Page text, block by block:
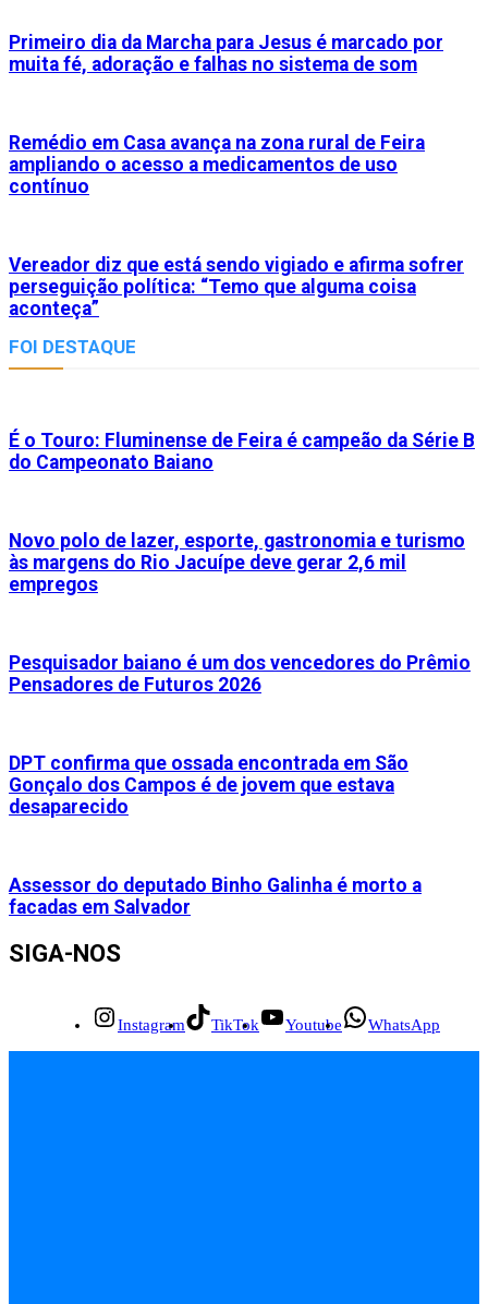
Primeiro dia da Marcha para Jesus é marcado por
muita fé, adoração e falhas no sistema de som
Remédio em Casa avança na zona rural de Feira
ampliando o acesso a medicamentos de uso
contínuo
Vereador diz que está sendo vigiado e afirma sofrer
perseguição política: “Temo que alguma coisa
aconteça”
FOI DESTAQUE
É o Touro: Fluminense de Feira é campeão da Série B
do Campeonato Baiano
Novo polo de lazer, esporte, gastronomia e turismo
às margens do Rio Jacuípe deve gerar 2,6 mil
empregos
Pesquisador baiano é um dos vencedores do Prêmio
Pensadores de Futuros 2026
DPT confirma que ossada encontrada em São
Gonçalo dos Campos é de jovem que estava
desaparecido
Assessor do deputado Binho Galinha é morto a
facadas em Salvador
SIGA-NOS
Instagram TikTok Youtube WhatsApp